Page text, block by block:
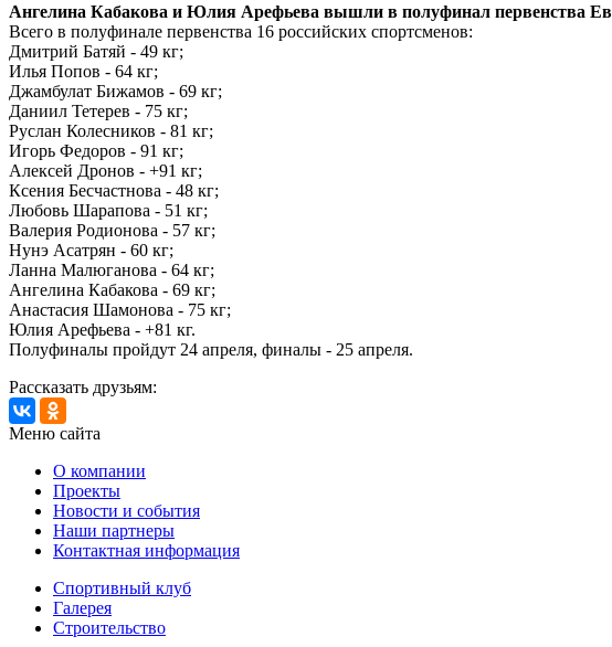
Ангелина Кабакова и Юлия Арефьева вышли в полуфинал первенства
Всего в полуфинале первенства 16 российских спортсменов:
Дмитрий Батяй - 49 кг;
Илья Попов - 64 кг;
Джамбулат Бижамов - 69 кг;
Даниил Тетерев - 75 кг;
Руслан Колесников - 81 кг;
Игорь Федоров - 91 кг;
Алексей Дронов - +91 кг;
Ксения Бесчастнова - 48 кг;
Любовь Шарапова - 51 кг;
Валерия Родионова - 57 кг;
Нунэ Асатрян - 60 кг;
Ланна Малюганова - 64 кг;
Ангелина Кабакова - 69 кг;
Анастасия Шамонова - 75 кг;
Юлия Арефьева - +81 кг.
Полуфиналы пройдут 24 апреля, финалы - 25 апреля.
Рассказать друзьям:
Меню сайта
О компании
Проекты
Новости и события
Наши партнеры
Контактная информация
Спортивный клуб
Галерея
Строительство